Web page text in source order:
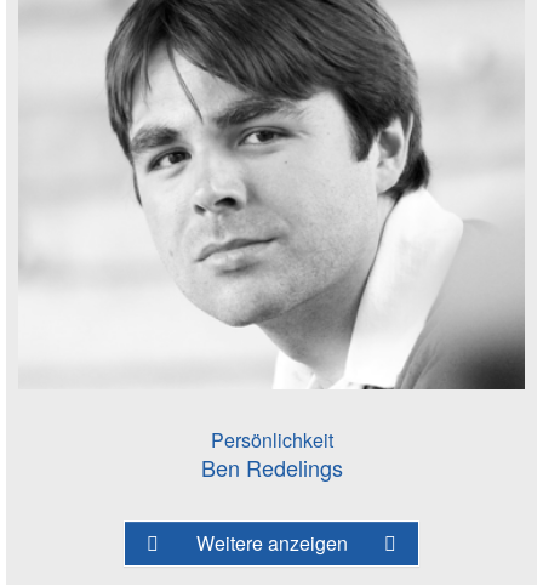
Persönlichkeit
Ben Redelings
Weitere anzeigen